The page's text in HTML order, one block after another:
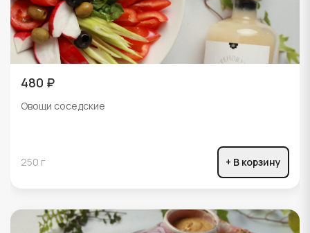
480 ₽
Овощи соседские
250 г + В корзину